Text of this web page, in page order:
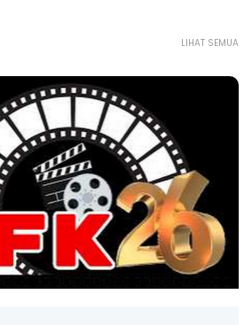
LIHAT SEMUA